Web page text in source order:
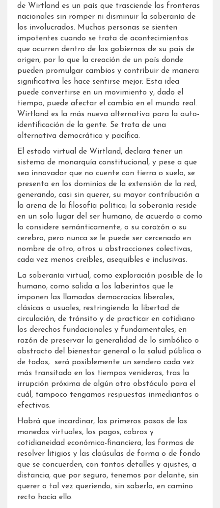
de Wirtland es un país que trasciende las fronteras
nacionales sin romper ni disminuir la soberanía de
los involucrados. Muchas personas se sienten
impotentes cuando se trata de acontecimientos
que ocurren dentro de los gobiernos de su país de
origen, por lo que la creación de un país donde
pueden promulgar cambios y contribuir de manera
significativa les hace sentirse mejor. Esta idea
puede convertirse en un movimiento y, dado el
tiempo, puede afectar el cambio en el mundo real.
Wirtland es la más nueva alternativa para la auto-
identificación de la gente. Se trata de una
alternativa democrática y pacífica.
El estado virtual de Wirtland, declara tener un
sistema de monarquía constitucional, y pese a que
sea innovador que no cuente con tierra o suelo, se
presenta en los dominios de la extensión de la red,
generando, casi sin querer, su mayor contribución a
la arena de la filosofía política; la soberanía reside
en un solo lugar del ser humano, de acuerdo a como
lo considere semánticamente, o su corazón o su
cerebro, pero nunca se le puede ser cercenado en
nombre de otro, otros u abstracciones colectivas,
cada vez menos creíbles, asequibles e inclusivas.
La soberanía virtual, como exploración posible de lo
humano, como salida a los laberintos que le
imponen las llamadas democracias liberales,
clásicas o usuales, restringiendo la libertad de
circulación, de tránsito y de practicar en cotidiano
los derechos fundacionales y fundamentales, en
razón de preservar la generalidad de lo simbólico o
abstracto del bienestar general o la salud pública o
de todos, será posiblemente un sendero cada vez
más transitado en los tiempos venideros, tras la
irrupción próxima de algún otro obstáculo para el
cuál, tampoco tengamos respuestas inmediantas o
efectivas.
Habrá que incardinar, los primeros pasos de las
monedas virtuales, los pagos, cobros y
cotidianeidad económica-financiera, las formas de
resolver litigios y las claúsulas de forma o de fondo
que se concuerden, con tantos detalles y ajustes, a
distancia, que por seguro, tenemos por delante, sin
querer o tal vez queriendo, sin saberlo, en camino
recto hacia ello.